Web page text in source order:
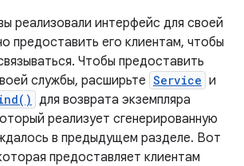
реализовали интерфейс для своей
предоставить его клиентам, чтобы
Чтобы предоставить
службы, расширьте Service и
для возврата экземпляра
реализует сгенерированную
в предыдущем разделе. Вот
предоставляет клиентам